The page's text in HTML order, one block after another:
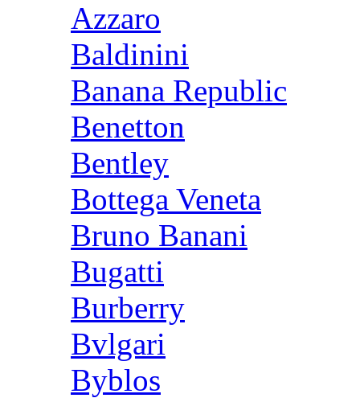
Azzaro
Baldinini
Banana Republic
Benetton
Bentley
Bottega Veneta
Bruno Banani
Bugatti
Burberry
Bvlgari
Byblos